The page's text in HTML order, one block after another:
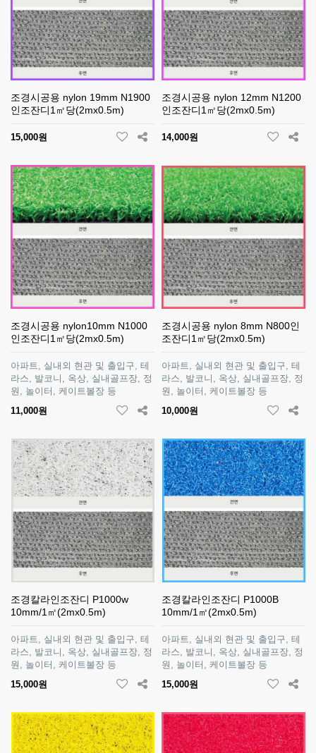
조경시공용 nylon 19mm N1900
인조잔디1㎡당(2mx0.5m)
15,000원
조경시공용 nylon 12mm N1200
인조잔디1㎡당(2mx0.5m)
14,000원
조경시공용 nylon10mm N1000
인조잔디1㎡당(2mx0.5m)
아파트, 실내외 현관 및 출입구, 테
라스, 발코니, 옥상, 실내골프장, 정
원, 놀이터, 케이트볼장 등
11,000원
조경시공용 nylon 8mm N800인
조잔디1㎡당(2mx0.5m)
아파트, 실내외 현관 및 출입구, 테
라스, 발코니, 옥상, 실내골프장, 정
원, 놀이터, 케이트볼장 등
10,000원
조경칼라인조잔디 P1000w
10mm/1㎡(2mx0.5m)
아파트, 실내외 현관 및 출입구, 테
라스, 발코니, 옥상, 실내골프장, 정
원, 놀이터, 케이트볼장 등
15,000원
조경칼라인조잔디 P1000B
10mm/1㎡(2mx0.5m)
아파트, 실내외 현관 및 출입구, 테
라스, 발코니, 옥상, 실내골프장, 정
원, 놀이터, 케이트볼장 등
15,000원